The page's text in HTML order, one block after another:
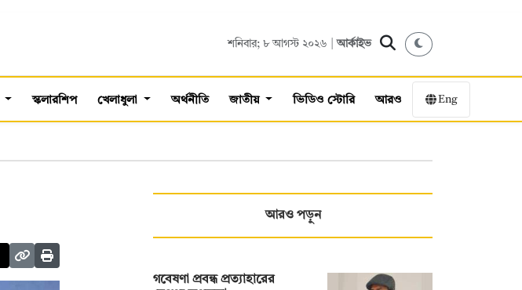
শনিবার; ৮ আগস্ট ২০২৬ |আর্কাইভ
স্কলারশিপ খেলাধুলা অর্থনীতি জাতীয় ভিডিও স্টোরি আরও Eng
আরও পড়ুন
গবেষণা প্রবন্ধ প্রত্যাহারের